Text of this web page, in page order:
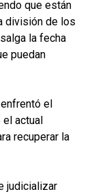
que están
división de los
la fecha
puedan
el
actual
recuperar la
judicializar